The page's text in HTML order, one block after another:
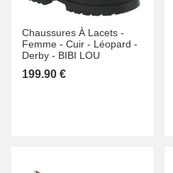
Chaussures À Lacets -
Femme - Cuir - Léopard -
Derby - BIBI LOU
199.90 €